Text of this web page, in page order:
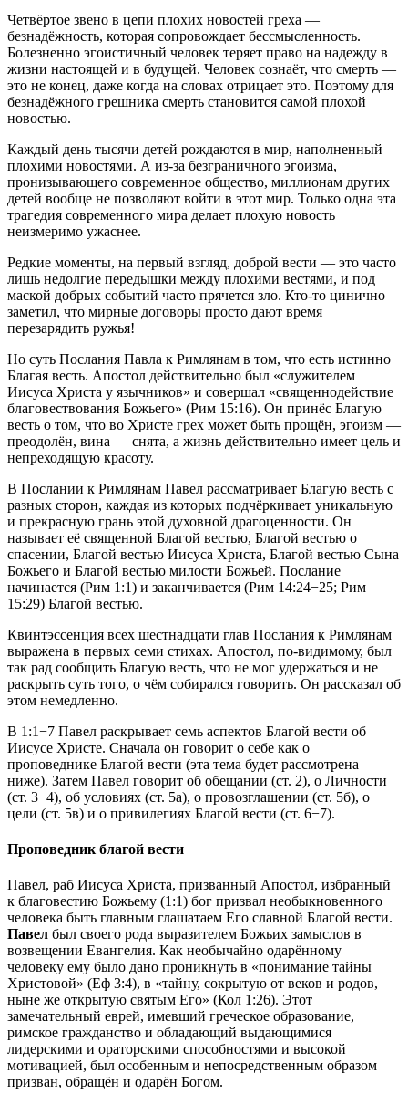
Четвёртое звено в цепи плохих новостей греха —
безнадёжность, которая сопровождает бессмысленность.
Болезненно эгоистичный человек теряет право на надежду в
жизни настоящей и в будущей. Человек сознаёт, что смерть —
это не конец, даже когда на словах отрицает это. Поэтому для
безнадёжного грешника смерть становится самой плохой
новостью.
Каждый день тысячи детей рождаются в мир, наполненный
плохими новостями. А из-за безграничного эгоизма,
пронизывающего современное общество, миллионам других
детей вообще не позволяют войти в этот мир. Только одна эта
трагедия современного мира делает плохую новость
неизмеримо ужаснее.
Редкие моменты, на первый взгляд, доброй вести — это часто
лишь недолгие передышки между плохими вестями, и под
маской добрых событий часто прячется зло. Кто-то цинично
заметил, что мирные договоры просто дают время
перезарядить ружья!
Но суть Послания Павла к Римлянам в том, что есть истинно
Благая весть. Апостол действительно был «служителем
Иисуса Христа у язычников» и совершал «священнодействие
благовествования Божьего» (Рим 15:16). Он принёс Благую
весть о том, что во Христе грех может быть прощён, эгоизм —
преодолён, вина — снята, а жизнь действительно имеет цель и
непреходящую красоту.
В Послании к Римлянам Павел рассматривает Благую весть с
разных сторон, каждая из которых подчёркивает уникальную
и прекрасную грань этой духовной драгоценности. Он
называет её священной Благой вестью, Благой вестью о
спасении, Благой вестью Иисуса Христа, Благой вестью Сына
Божьего и Благой вестью милости Божьей. Послание
начинается (Рим 1:1) и заканчивается (Рим 14:24−25; Рим
15:29) Благой вестью.
Квинтэссенция всех шестнадцати глав Послания к Римлянам
выражена в первых семи стихах. Апостол, по-видимому, был
так рад сообщить Благую весть, что не мог удержаться и не
раскрыть суть того, о чём собирался говорить. Он рассказал об
этом немедленно.
В 1:1−7 Павел раскрывает семь аспектов Благой вести об
Иисусе Христе. Сначала он говорит о себе как о
проповеднике Благой вести (эта тема будет рассмотрена
ниже). Затем Павел говорит об обещании (ст. 2), о Личности
(ст. 3−4), об условиях (ст. 5а), о провозглашении (ст. 5б), о
цели (ст. 5в) и о привилегиях Благой вести (ст. 6−7).
Проповедник благой вести
Павел, раб Иисуса Христа, призванный Апостол, избранный
к благовестию Божьему (1:1) бог призвал необыкновенного
человека быть главным глашатаем Его славной Благой вести.
Павел был своего рода выразителем Божьих замыслов в
возвещении Евангелия. Как необычайно одарённому
человеку ему было дано проникнуть в «понимание тайны
Христовой» (Еф 3:4), в «тайну, сокрытую от веков и родов,
ныне же открытую святым Его» (Кол 1:26). Этот
замечательный еврей, имевший греческое образование,
римское гражданство и обладающий выдающимися
лидерскими и ораторскими способностями и высокой
мотивацией, был особенным и непосредственным образом
призван, обращён и одарён Богом.